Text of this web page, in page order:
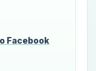
Facebook